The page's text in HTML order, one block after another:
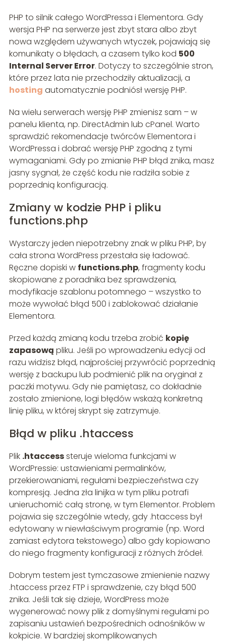
PHP to silnik całego WordPressa i Elementora. Gdy
wersja PHP na serwerze jest zbyt stara albo zbyt
nowa względem używanych wtyczek, pojawiają się
komunikaty o błędach, a czasem tylko kod 500
Internal Server Error. Dotyczy to szczególnie stron,
które przez lata nie przechodziły aktualizacji, a
hosting automatycznie podniósł wersję PHP.
Na wielu serwerach wersję PHP zmienisz sam – w
panelu klienta, np. DirectAdmin lub cPanel. Warto
sprawdzić rekomendacje twórców Elementora i
WordPressa i dobrać wersję PHP zgodną z tymi
wymaganiami. Gdy po zmianie PHP błąd znika, masz
jasny sygnał, że część kodu nie radziła sobie z
poprzednią konfiguracją.
Zmiany w kodzie PHP i pliku
functions.php
Wystarczy jeden niepotrzebny znak w pliku PHP, by
cała strona WordPress przestała się ładować.
Ręczne dopiski w functions.php, fragmenty kodu
skopiowane z poradnika bez sprawdzenia,
modyfikacje szablonu potomnego – wszystko to
może wywołać błąd 500 i zablokować działanie
Elementora.
Przed każdą zmianą kodu trzeba zrobić kopię
zapasową pliku. Jeśli po wprowadzeniu edycji od
razu widzisz błąd, najprościej przywrócić poprzednią
wersję z backupu lub podmienić plik na oryginał z
paczki motywu. Gdy nie pamiętasz, co dokładnie
zostało zmienione, logi błędów wskażą konkretną
linię pliku, w której skrypt się zatrzymuje.
Błąd w pliku .htaccess
Plik .htaccesssteruje wieloma funkcjami w
WordPressie: ustawieniami permalinków,
przekierowaniami, regułami bezpieczeństwa czy
kompresją. Jedna zła linijka w tym pliku potrafi
unieruchomić całą stronę, w tym Elementor. Problem
pojawia się szczególnie wtedy, gdy .htaccess był
edytowany w niewłaściwym programie (np. Word
zamiast edytora tekstowego) albo gdy kopiowano
do niego fragmenty konfiguracji z różnych źródeł.
Dobrym testem jest tymczasowe zmienienie nazwy
.htaccess przez FTP i sprawdzenie, czy błąd 500
znika. Jeśli tak się dzieje, WordPress może
wygenerować nowy plik z domyślnymi regułami po
zapisaniu ustawień bezpośrednich odnośników w
kokpicie. W bardziej skomplikowanych